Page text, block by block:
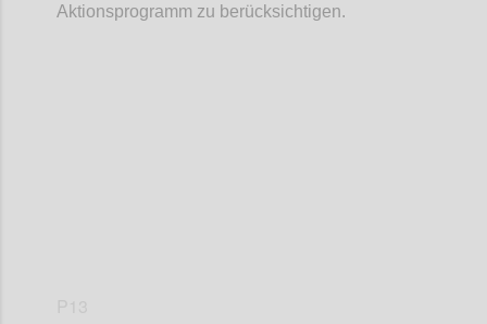
Aktionsprogramm zu berücksichtigen.